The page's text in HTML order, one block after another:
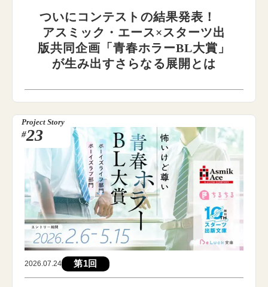
ついにコンテストの結果発表！
アスミック・エース×スターツ出
版共同企画「青春ホラーBL大賞」
が生み出すさらなる展開とは
Project Story
#23
2026.07.24 第1回